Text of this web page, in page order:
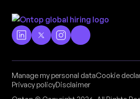
Manage my personal dataCookie
Privacy policyDisclaimer